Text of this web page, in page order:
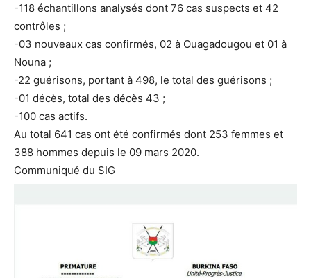
-118 échantillons analysés dont 76 cas suspects et 42
contrôles ;
-03 nouveaux cas confirmés, 02 à Ouagadougou et 01 à
Nouna ;
-22 guérisons, portant à 498, le total des guérisons ;
-01 décès, total des décès 43 ;
-100 cas actifs.
Au total 641 cas ont été confirmés dont 253 femmes et
388 hommes depuis le 09 mars 2020.
Communiqué du SIG